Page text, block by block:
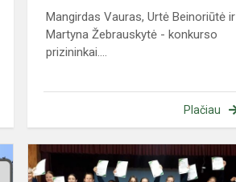
Mangirdas Vauras, Urtė Beinoriūtė ir
Martyna Žebrauskytė - konkurso
prizininkai....
Plačiau
Rajoninė
matematikos